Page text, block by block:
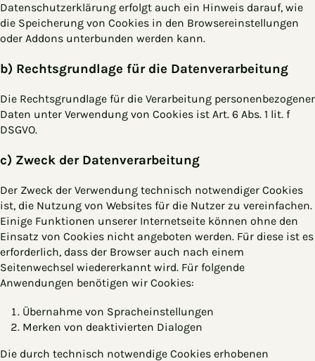
Datenschutzerklärung erfolgt auch ein Hinweis darauf, wie
die Speicherung von Cookies in den Browsereinstellungen
oder Addons unterbunden werden kann.
b) Rechtsgrundlage für die Datenverarbeitung
Die Rechtsgrundlage für die Verarbeitung personenbezogener
Daten unter Verwendung von Cookies ist Art. 6 Abs. 1 lit. f
DSGVO.
c) Zweck der Datenverarbeitung
Der Zweck der Verwendung technisch notwendiger Cookies
ist, die Nutzung von Websites für die Nutzer zu vereinfachen.
Einige Funktionen unserer Internetseite können ohne den
Einsatz von Cookies nicht angeboten werden. Für diese ist es
erforderlich, dass der Browser auch nach einem
Seitenwechsel wiedererkannt wird. Für folgende
Anwendungen benötigen wir Cookies:
Übernahme von Spracheinstellungen
Merken von deaktivierten Dialogen
Die durch technisch notwendige Cookies erhobenen